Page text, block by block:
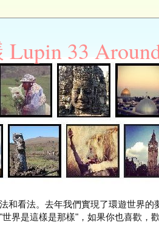
33
和看法。去年我們實現了環遊世界
界是這樣是那樣"，如果你也喜歡，